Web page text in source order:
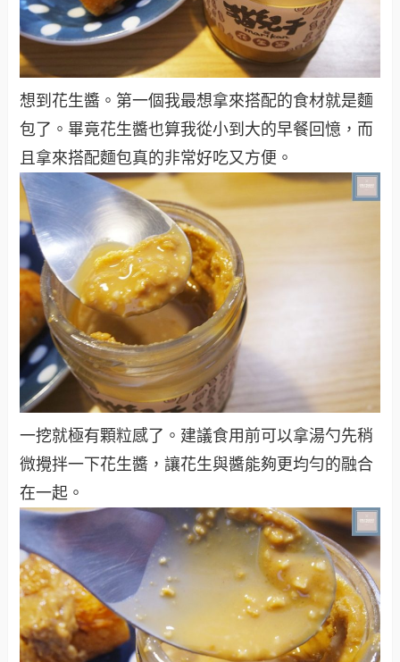
想到花生醬。第一個我最想拿來搭配的食材就是麵
包了。畢竟花生醬也算我從小到大的早餐回憶，而
且拿來搭配麵包真的非常好吃又方便。
一挖就極有顆粒感了。建議食用前可以拿湯勺先稍
微攪拌一下花生醬，讓花生與醬能夠更均勻的融合
在一起。